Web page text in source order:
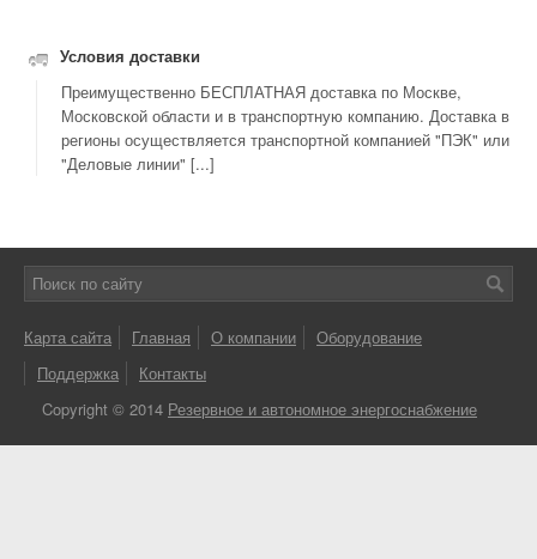
Условия доставки
Преимущественно БЕСПЛАТНАЯ доставка по Москве,
Московской области и в транспортную компанию. Доставка в
регионы осуществляется транспортной компанией "ПЭК" или
"Деловые линии" [...]
Карта сайта Главная О компании
Оборудование
Поддержка
Контакты
Copyright © 2014 Резервное и автономное энергоснабжение